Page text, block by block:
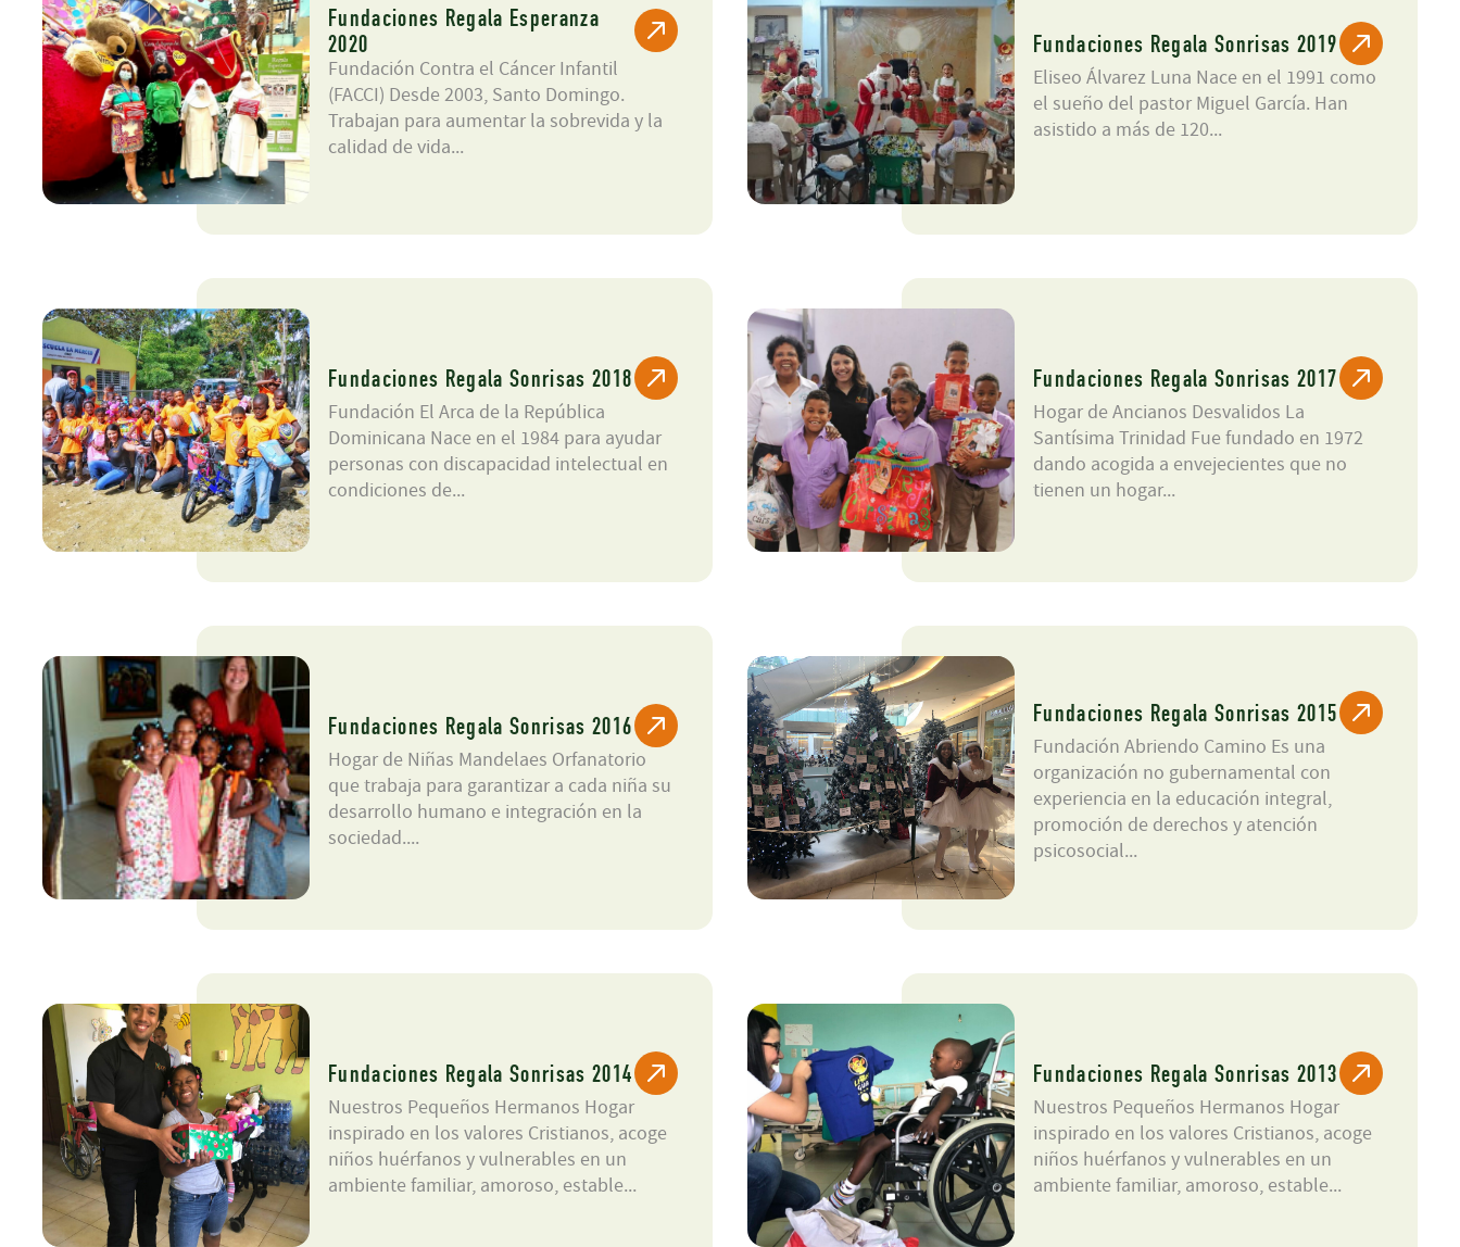
Fundaciones Regala Esperanza
2020
Fundación Contra el Cáncer Infantil
(FACCI) Desde 2003, Santo Domingo.
Trabajan para aumentar la sobrevida y la
calidad de vida...
Fundaciones Regala Sonrisas 2019
Eliseo Álvarez Luna Nace en el 1991 como
el sueño del pastor Miguel García. Han
asistido a más de 120...
Fundaciones Regala Sonrisas 2018
Fundación El Arca de la República
Dominicana Nace en el 1984 para ayudar
personas con discapacidad intelectual en
condiciones de...
Fundaciones Regala Sonrisas 2017
Hogar de Ancianos Desvalidos La
Santísima Trinidad Fue fundado en 1972
dando acogida a envejecientes que no
tienen un hogar...
Fundaciones Regala Sonrisas 2016
Hogar de Niñas Mandelaes Orfanatorio
que trabaja para garantizar a cada niña su
desarrollo humano e integración en la
sociedad....
Fundaciones Regala Sonrisas 2015
Fundación Abriendo Camino Es una
organización no gubernamental con
experiencia en la educación integral,
promoción de derechos y atención
psicosocial...
Fundaciones Regala Sonrisas 2014
Nuestros Pequeños Hermanos Hogar
inspirado en los valores Cristianos, acoge
niños huérfanos y vulnerables en un
ambiente familiar, amoroso, estable...
Fundaciones Regala Sonrisas 2013
Nuestros Pequeños Hermanos Hogar
inspirado en los valores Cristianos, acoge
niños huérfanos y vulnerables en un
ambiente familiar, amoroso, estable...